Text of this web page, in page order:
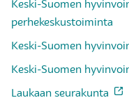
Keski-Suomen
perhekeskustoiminta
Keski-Suomen
Keski-Suomen
Laukaan seurakunta